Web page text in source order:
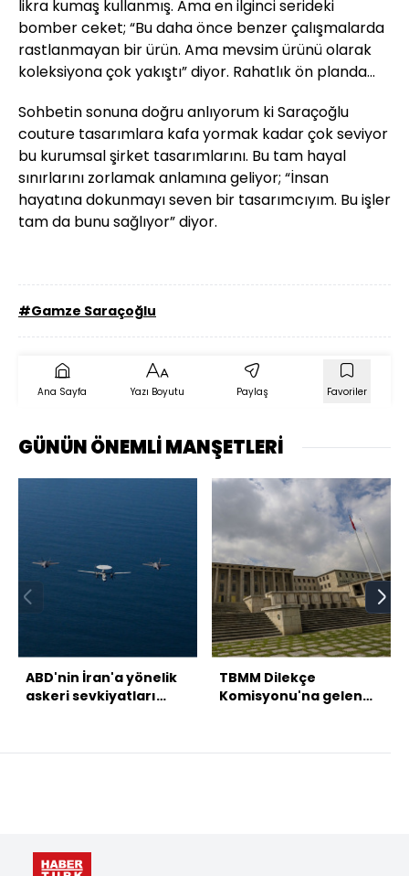
likra kumaş kullanmış. Ama en ilginci serideki
bomber ceket; “Bu daha önce benzer çalışmalarda
rastlanmayan bir ürün. Ama mevsim ürünü olarak
koleksiyona çok yakıştı” diyor. Rahatlık ön planda...
Sohbetin sonuna doğru anlıyorum ki Saraçoğlu
couture tasarımlara kafa yormak kadar çok seviyor
bu kurumsal şirket tasarımlarını. Bu tam hayal
sınırlarını zorlamak anlamına geliyor; “İnsan
hayatına dokunmayı seven bir tasarımcıyım. Bu işler
tam da bunu sağlıyor” diyor.
#Gamze Saraçoğlu
Ana Sayfa Yazı Boyutu Paylaş Favoriler
GÜNÜN ÖNEMLİ MANŞETLERİ
ABD'nin İran'a yönelik
askeri sevkiyatları
TBMM Dilekçe
Komisyonu'na gelen